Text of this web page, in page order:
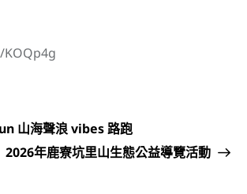
山海聲浪 vibes 路跑
2026年鹿寮坑里山生態公益導覽活動